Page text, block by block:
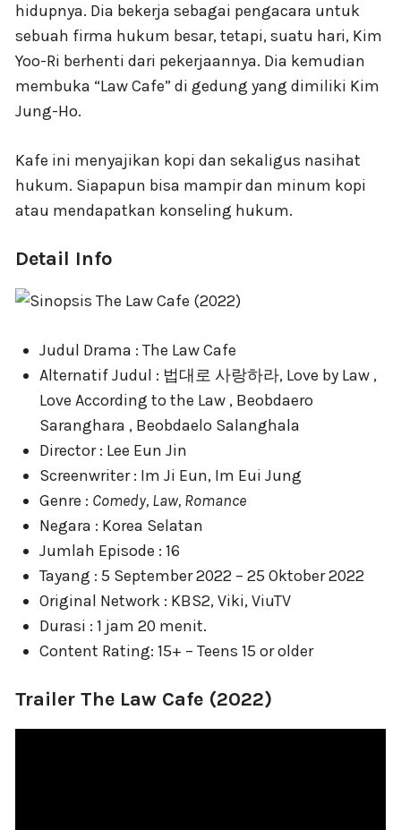
hidupnya. Dia bekerja sebagai pengacara untuk
sebuah firma hukum besar, tetapi, suatu hari, Kim
Yoo-Ri berhenti dari pekerjaannya. Dia kemudian
membuka “Law Cafe” di gedung yang dimiliki Kim
Jung-Ho.
Kafe ini menyajikan kopi dan sekaligus nasihat
hukum. Siapapun bisa mampir dan minum kopi
atau mendapatkan konseling hukum.
Detail Info
Judul Drama : The Law Cafe
Alternatif Judul : 법대로 사랑하라, Love by Law ,
Love According to the Law , Beobdaero
Saranghara , Beobdaelo Salanghala
Director : Lee Eun Jin
Screenwriter : Im Ji Eun, Im Eui Jung
Genre : Comedy, Law, Romance
Negara : Korea Selatan
Jumlah Episode : 16
Tayang : 5 September 2022 – 25 Oktober 2022
Original Network : KBS2, Viki, ViuTV
Durasi : 1 jam 20 menit.
Content Rating: 15+ – Teens 15 or older
Trailer The Law Cafe (2022)